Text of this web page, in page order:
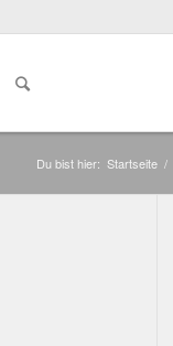
Du bist hier: Startseite /